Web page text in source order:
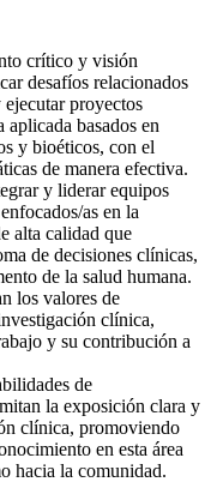
crítico y visión
desafíos relacionados
proyectos
basados en
y bioéticos, con el
de manera efectiva.
y liderar equipos
as en la
alta calidad que
de decisiones clínicas,
de la salud humana.
los valores de
clínica,
y su contribución a
de
la exposición clara y
clínica, promoviendo
en esta área
hacia la comunidad.